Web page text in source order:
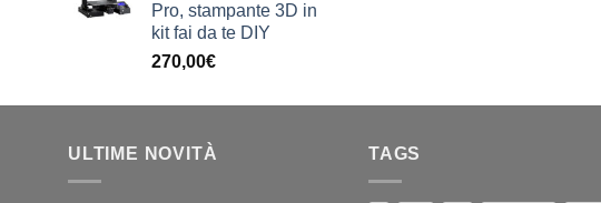
Pro, stampante 3D in
kit fai da te DIY
270,00€
ULTIME NOVITÀ TAGS